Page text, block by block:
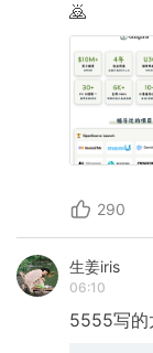
🙇
290
生姜iris
06:10
5555写的